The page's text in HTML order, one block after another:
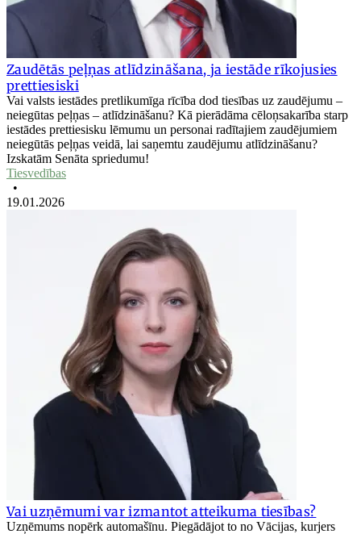
Zaudētās peļņas atlīdzināšana, ja iestāde rīkojusies
prettiesiski
Vai valsts iestādes pretlikumīga rīcība dod tiesības uz zaudējumu –
neiegūtas peļņas – atlīdzināšanu? Kā pierādāma cēloņsakarība starp
iestādes prettiesisku lēmumu un personai radītajiem zaudējumiem
neiegūtās peļņas veidā, lai saņemtu zaudējumu atlīdzināšanu?
Izskatām Senāta spriedumu!
Tiesvedības
•
19.01.2026
Vai uzņēmumi var izmantot atteikuma tiesības?
Uzņēmums nopērk automašīnu. Piegādājot to no Vācijas, kurjers